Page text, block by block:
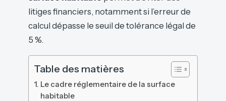
litiges financiers, notamment si l’erreur de
calcul dépasse le seuil de tolérance légal de
5 %.
Table des matières
Le cadre réglementaire de la surface
habitable